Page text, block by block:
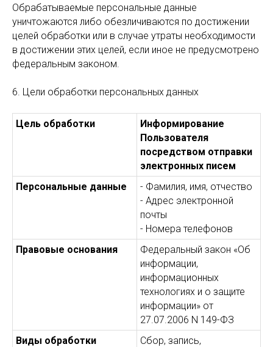
Обрабатываемые персональные данные
уничтожаются либо обезличиваются по достижении
целей обработки или в случае утраты необходимости
в достижении этих целей, если иное не предусмотрено
федеральным законом.
6. Цели обработки персональных данных
Цель обработки
Информирование
Пользователя
посредством отправки
электронных писем
Персональные данные
- Фамилия, имя, отчество
- Адрес электронной
почты
- Номера телефонов
Правовые основания
Федеральный закон «Об
информации,
информационных
технологиях и о защите
информации» от
27.07.2006 N 149-ФЗ
Виды обработки
Сбор, запись,